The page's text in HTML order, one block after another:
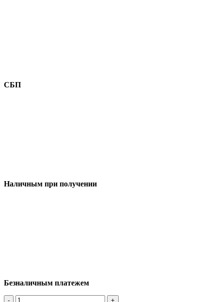
СБП
Наличным при получении
Безналичным платежем
- +